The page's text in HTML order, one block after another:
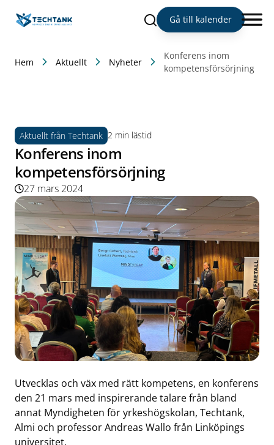
Sök Gå till kalender
Hem Aktuellt Nyheter
Konferens inom
kompetensförsörjning
Aktuellt från Techtank 2 min lästid
Konferens inom
kompetensförsörjning
27 mars 2024
Utvecklas och väx med rätt kompetens, en konferens
den 21 mars med inspirerande talare från bland
annat Myndigheten för yrkeshögskolan, Techtank,
Almi och professor Andreas Wallo från Linköpings
universitet.